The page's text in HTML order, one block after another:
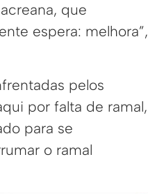
que
espera: melhora”,
pelos
por falta de ramal,
para se
o ramal